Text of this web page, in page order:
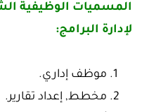
المسميات الوظيفية
لإدارة البرامج:
موظف إداري.
مخطط, إعداد تقارير.